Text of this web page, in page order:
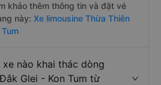
khảo thêm thông tin và đặt vé
này: Xe limousine Thừa Thiên
xe nào khai thác dòng
Glei - Kon Tum từ